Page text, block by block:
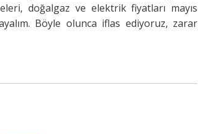
doğalgaz ve elektrik fiyatları mayıs
Böyle olunca iflas ediyoruz, zarar